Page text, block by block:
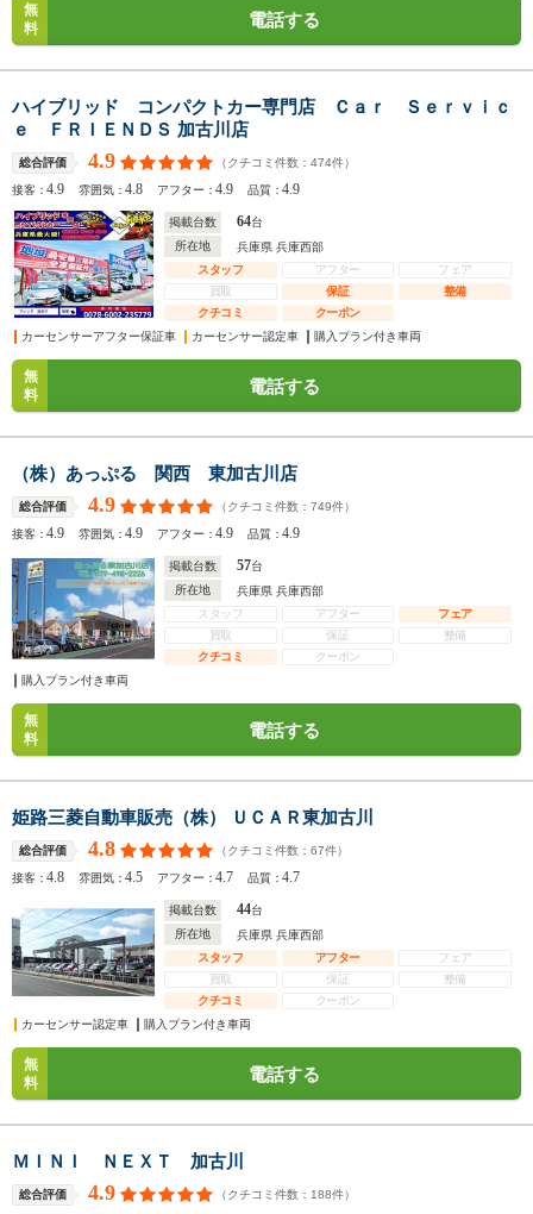
無
料
電話する
ハイブリッド コンパクトカー専門店 Ｃａｒ Ｓｅｒｖｉｃ
ｅ ＦＲＩＥＮＤＳ 加古川店
総合評価 4.9 （クチコミ件数： 474件）
接客：4.9 雰囲気：4.8 アフター：4.9 品質：4.9
掲載台数 64台
所在地
兵庫県 兵庫西部
スタッフ
アフター
フェア
買取
保証
整備
クチコミ
クーポン
カーセンサーアフター保証車
カーセンサー認定車 購入プラン付き車両
無
料
電話する
（株）あっぷる 関西 東加古川店
総合評価 4.9 （クチコミ件数： 749件）
接客：4.9 雰囲気：4.9 アフター：4.9 品質：4.9
掲載台数 57台
所在地
兵庫県 兵庫西部
スタッフ
アフター
フェア
買取
保証
整備
クチコミ
クーポン
購入プラン付き車両
無
料
電話する
姫路三菱自動車販売（株） ＵＣＡＲ東加古川
総合評価 4.8 （クチコミ件数： 67件）
接客：4.8 雰囲気：4.5 アフター：4.7 品質：4.7
掲載台数 44台
所在地
兵庫県 兵庫西部
スタッフ
アフター
フェア
買取
保証
整備
クチコミ
クーポン
カーセンサー認定車
購入プラン付き車両
無
料
電話する
ＭＩＮＩ ＮＥＸＴ 加古川
総合評価 4.9 （クチコミ件数： 188件）